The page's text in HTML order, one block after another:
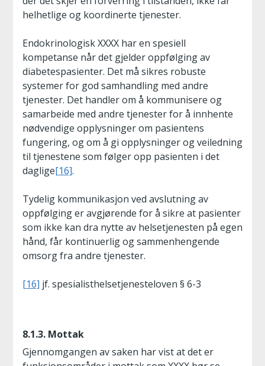
helhetlige og koordinerte tjenester.
Endokrinologisk XXXX har en spesiell
kompetanse når det gjelder oppfølging av
diabetespasienter. Det må sikres robuste
systemer for god samhandling med andre
tjenester. Det handler om å kommunisere og
samarbeide med andre tjenester for å innhente
nødvendige opplysninger om pasientens
fungering, og om å gi opplysninger og veiledning
til tjenestene som følger opp pasienten i det
daglige[16].
Tydelig kommunikasjon ved avslutning av
oppfølging er avgjørende for å sikre at pasienter
som ikke kan dra nytte av helsetjenesten på egen
hånd, får kontinuerlig og sammenhengende
omsorg fra andre tjenester.
[16] jf. spesialisthelsetjenesteloven § 6-3
8.1.3. Mottak
Gjennomgangen av saken har vist at det er